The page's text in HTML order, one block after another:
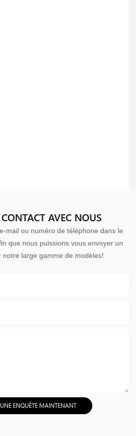
AVEC NOUS
mail ou numéro de téléphone dans le
que nous puissions vous envoyer un
notre large gamme de modèles!
ENQUÊTE MAINTENANT